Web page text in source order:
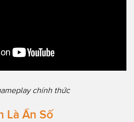
chính thức
Là Ẩn Số